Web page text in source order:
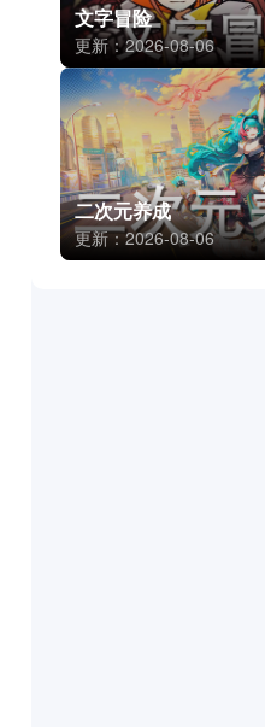
文字冒险
更新：2026-08-06
二次元养成
更新：2026-08-06